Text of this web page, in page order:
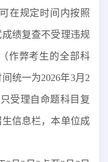
在规定时间内按照
绩复查不受理违规
作弊考生的全部科
统一为2026年3月2
只受理自命题科目复
生信息栏，本单位成